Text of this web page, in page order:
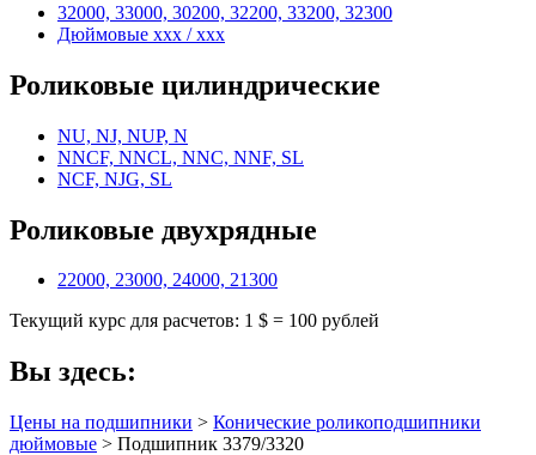
32000, 33000, 30200, 32200, 33200, 32300
Дюймовые xxx / xxx
Роликовые цилиндрические
NU, NJ, NUP, N
NNCF, NNCL, NNC, NNF, SL
NCF, NJG, SL
Роликовые двухрядные
22000, 23000, 24000, 21300
Текущий курс для расчетов: 1 $ = 100 рублей
Вы здесь:
Цены на подшипники > Конические роликоподшипники
дюймовые > Подшипник 3379/3320